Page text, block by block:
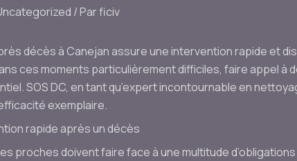
/ Parficiv
décès à Canejan assure une intervention rapide et
ces moments particulièrement difficiles, faire appel
SOS DC, en tant qu’expert incontournable en
exemplaire.
rapide après un décès
proches doivent faire face à une multitude